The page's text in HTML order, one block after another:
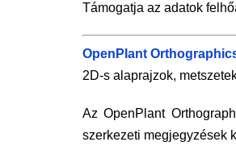
Támogatja az adatok
OpenPlant
2D-s alaprajzok,
Az OpenPlant
szerkezeti megjegyzések